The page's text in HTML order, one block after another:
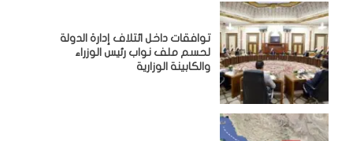
توافقات داخل ائتلاف إدارة الدولة
لحسم ملف نواب رئيس الوزراء
والكابينة الوزارية